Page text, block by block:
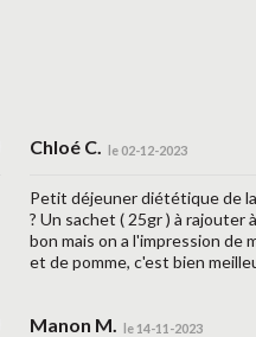
Chloé C. le 02-12-2023
Petit déjeuner diététique de
? Un sachet ( 25gr ) à rajouter
bon mais on a l'impression de
et de pomme, c'est bien
Manon M. le 14-11-2023